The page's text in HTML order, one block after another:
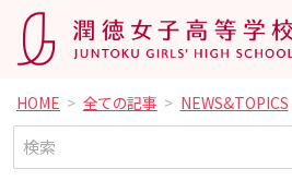
HOME 全ての記事 NEWS&TOPICS